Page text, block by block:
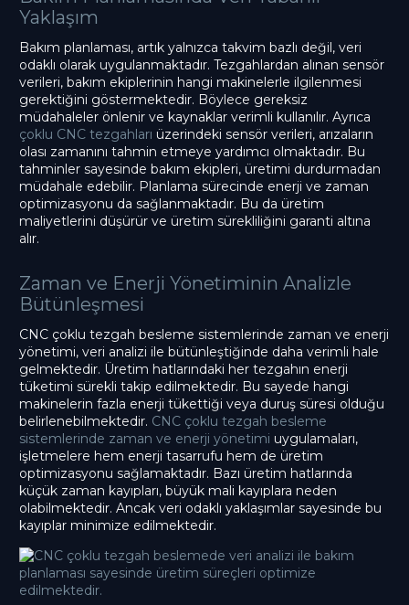
Yaklaşım
Bakım planlaması, artık yalnızca takvim bazlı değil, veri
odaklı olarak uygulanmaktadır. Tezgahlardan alınan sensör
verileri, bakım ekiplerinin hangi makinelerle ilgilenmesi
gerektiğini göstermektedir. Böylece gereksiz
müdahaleler önlenir ve kaynaklar verimli kullanılır. Ayrıca
çoklu CNC tezgahları üzerindeki sensör verileri, arızaların
olası zamanını tahmin etmeye yardımcı olmaktadır. Bu
tahminler sayesinde bakım ekipleri, üretimi durdurmadan
müdahale edebilir. Planlama sürecinde enerji ve zaman
optimizasyonu da sağlanmaktadır. Bu da üretim
maliyetlerini düşürür ve üretim sürekliliğini garanti altına
alır.
Zaman ve Enerji Yönetiminin Analizle
Bütünleşmesi
CNC çoklu tezgah besleme sistemlerinde zaman ve enerji
yönetimi, veri analizi ile bütünleştiğinde daha verimli hale
gelmektedir. Üretim hatlarındaki her tezgahın enerji
tüketimi sürekli takip edilmektedir. Bu sayede hangi
makinelerin fazla enerji tükettiği veya duruş süresi olduğu
belirlenebilmektedir. CNC çoklu tezgah besleme
sistemlerinde zaman ve enerji yönetimi uygulamaları,
işletmelere hem enerji tasarrufu hem de üretim
optimizasyonu sağlamaktadır. Bazı üretim hatlarında
küçük zaman kayıpları, büyük mali kayıplara neden
olabilmektedir. Ancak veri odaklı yaklaşımlar sayesinde bu
kayıplar minimize edilmektedir.